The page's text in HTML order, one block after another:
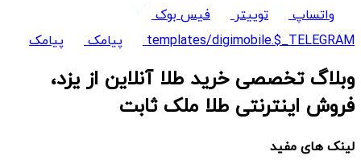
واتساپ
توییتر
فیس بوک
templates/digimobile.$_TELEGRAM
پیامک پیامک
وبلاگ تخصصی خرید طلا آنلاین از یزد،
فروش اینترنتی طلا ملک ثابت
لینک های مفید